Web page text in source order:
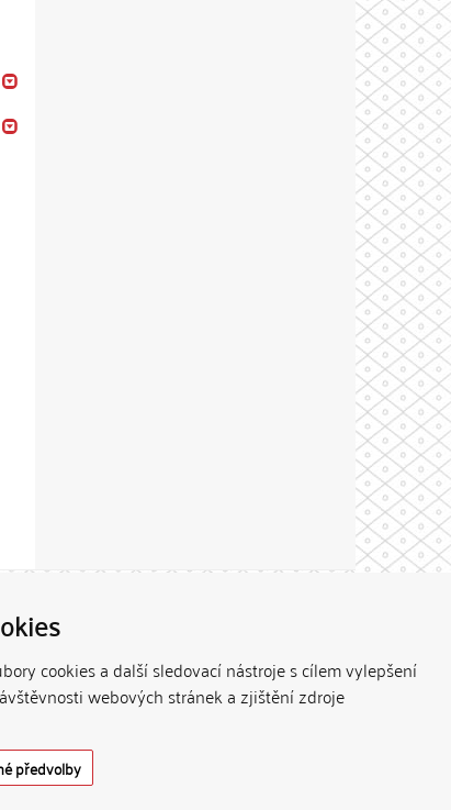
cookies a další sledovací nástroje s cílem vylepšení
webových stránek a zjištění zdroje
předvolby